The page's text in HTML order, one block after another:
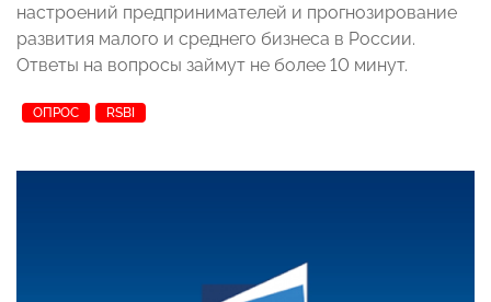
настроений предпринимателей и прогнозирование
развития малого и среднего бизнеса в России.
Ответы на вопросы займут не более 10 минут.
ОПРОС RSBI